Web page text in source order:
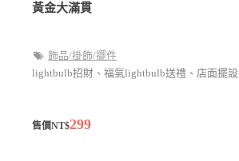
黃金大滿貫
飾品/掛飾/擺件
lightbulb招財、福氣lightbulb送禮、店面擺設
售價NT$299